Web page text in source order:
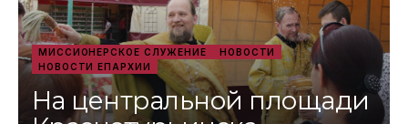
МИССИОНЕРСКОЕ СЛУЖЕНИЕ
НОВОСТИ
НОВОСТИ ЕПАРХИИ
На центральной площади